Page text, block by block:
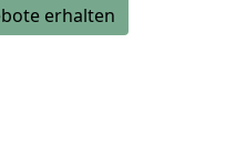
erhalten